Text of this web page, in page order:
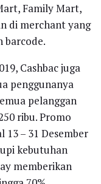
Family Mart,
di merchant yang
barcode.
Cashbac juga
penggunanya
pelanggan
ribu. Promo
– 31 Desember
kebutuhan
memberikan